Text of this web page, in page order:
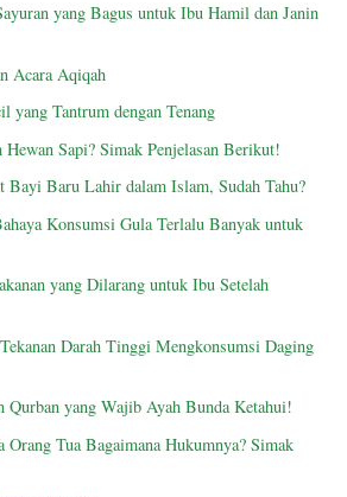
yang Bagus untuk Ibu Hamil dan Janin
Acara Aqiqah
yang Tantrum dengan Tenang
Sapi? Simak Penjelasan Berikut!
Bayi Baru Lahir dalam Islam, Sudah Tahu?
Konsumsi Gula Terlalu Banyak untuk
yang Dilarang untuk Ibu Setelah
Darah Tinggi Mengkonsumsi Daging
Qurban yang Wajib Ayah Bunda Ketahui!
Tua Bagaimana Hukumnya? Simak